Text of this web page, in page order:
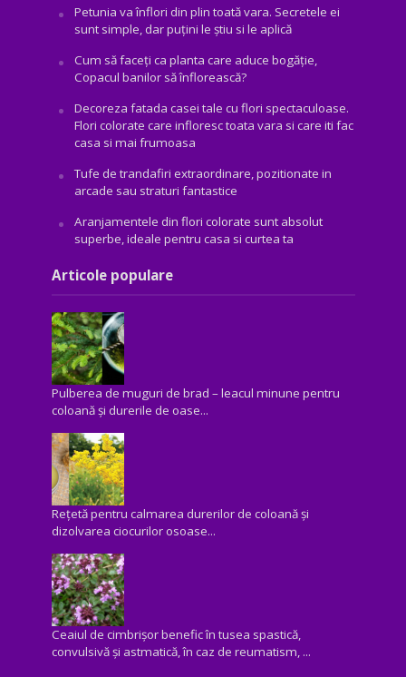
Petunia va înflori din plin toată vara. Secretele ei
sunt simple, dar puțini le știu si le aplică
Cum să faceți ca planta care aduce bogăţie,
Copacul banilor să înflorească?
Decoreza fatada casei tale cu flori spectaculoase.
Flori colorate care infloresc toata vara si care iti fac
casa si mai frumoasa
Tufe de trandafiri extraordinare, pozitionate in
arcade sau straturi fantastice
Aranjamentele din flori colorate sunt absolut
superbe, ideale pentru casa si curtea ta
Articole populare
Pulberea de muguri de brad – leacul minune pentru
coloană și durerile de oase...
Rețetă pentru calmarea durerilor de coloană și
dizolvarea ciocurilor osoase...
Ceaiul de cimbrișor benefic în tusea spastică,
convulsivă şi astmatică, în caz de reumatism, ...